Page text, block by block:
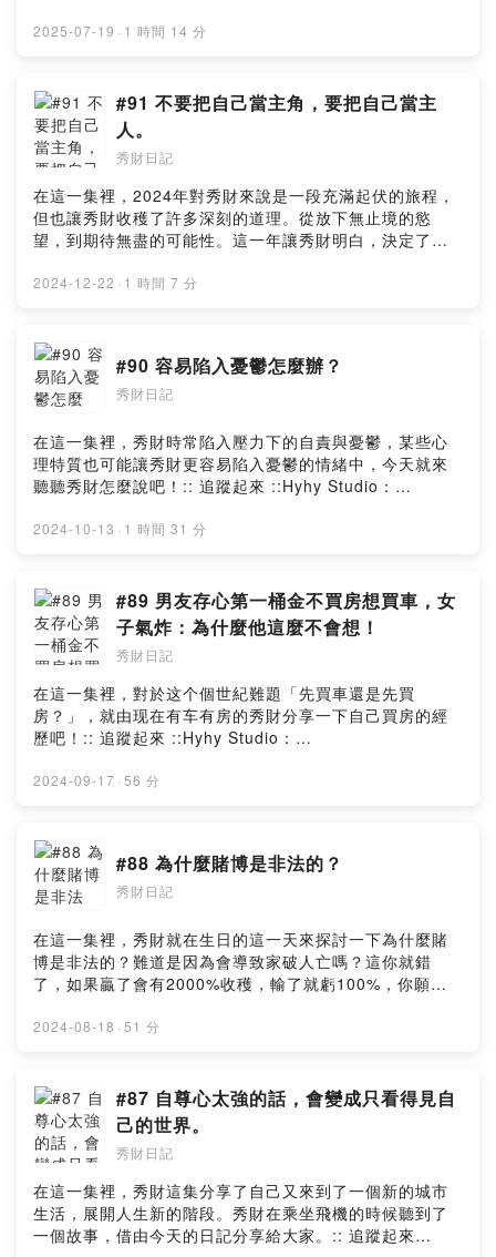
::https://www.buymeacoffee.com/hyhymyoffiU:: 提出
7im6/commentsPowered by Firstory Hosting
2025-07-19 · 1 時間 14 分
#91 不要把自己當主角，要把自己當主
人。
秀財日記
在這一集裡，2024年對秀財來說是一段充滿起伏的旅程，
但也讓秀財收穫了許多深刻的道理。從放下無止境的慾
望，到期待無盡的可能性。這一年讓秀財明白，決定了就
瞭。每個人的生命中都有一章叫“輪到我了”，而這就是我的
寶貴意見
::https://open.firstory.me/user/ckng6mii82j740804pjtr
7im6/commentsPowered by Firstory Hosting
2024-12-22 · 1 時間 7 分
#90 容易陷入憂鬱怎麼辦？
秀財日記
在這一集裡，秀財時常陷入壓力下的自責與憂鬱，某些心
理特質也可能讓秀財更容易陷入憂鬱的情緒中，今天就來
聽聽秀財怎麼說吧！:: 追蹤起來 ::Hyhy Studio：
https://www.instagram.com/chansiuchai/YT頻道：
::https://www.buymeacoffee.com/hyhymyoffiU:: 提出
寶貴意見
::https://open.firstory.me/user/ckng6mii82j740804pjtr
7im6/commentsPowered by Firstory Hosting
2024-10-13 · 1 時間 31 分
#89 男友存心第一桶金不買房想買車，女
子氣炸：為什麼他這麼不會想！
秀財日記
在這一集裡，對於这个個世紀難題「先買車還是先買
房？」，就由现在有车有房的秀財分享一下自己買房的經
歷吧！:: 追蹤起來 ::Hyhy Studio：
https://www.instagram.com/chansiuchai/YT頻道：
::https://www.buymeacoffee.com/hyhymyoffiU:: 提出
寶貴意見
::https://open.firstory.me/user/ckng6mii82j740804pjtr
2024-09-17 · 56 分
#88 為什麼賭博是非法的？
秀財日記
在這一集裡，秀財就在生日的這一天來探討一下為什麼賭
博是非法的？難道是因為會導致家破人亡嗎？這你就錯
了，如果贏了會有2000%收穫，輸了就虧100%，你願意
與任何形式的賭博活動，包括但不限於進入賭場或購買彩
題的困擾，請尋求專業幫助。:: 追蹤起來 ::Hyhy Studio：
https://www.instagram.com/hyhystudio/陈秀财：
https://www.instagram.com/chansiuchai/YT頻道：
https://youtube.com/channel/UCtPBCFmCw6bOha9y-
k2ocCg:: 請秀財喝一杯咖啡
::https://www.buymeacoffee.com/hyhymyoffiU:: 提出
寶貴意見
::https://open.firstory.me/user/ckng6mii82j740804pjtr
2024-08-18 · 51 分
#87 自尊心太強的話，會變成只看得見自
己的世界。
秀財日記
在這一集裡，秀財這集分享了自己又來到了一個新的城市
生活，展開人生新的階段。秀財在乘坐飛機的時候聽到了
一個故事，借由今天的日記分享給大家。:: 追蹤起來